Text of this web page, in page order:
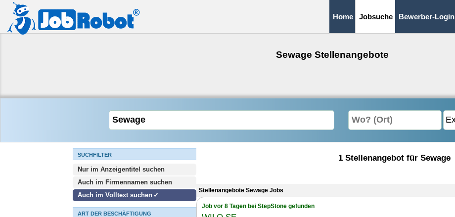
Home Jobsuche Bewerber-Login
Sewage Stellenangebote
SUCHFILTER
Nur im Anzeigentitel suchen
Auch im Firmennamen suchen
Auch im Volltext suchen
ART DER BESCHÄFTIGUNG
1 Stellenangebot für Sewage
Stellenangebote Sewage Jobs
Job vor 8 Tagen bei StepStone gefunden